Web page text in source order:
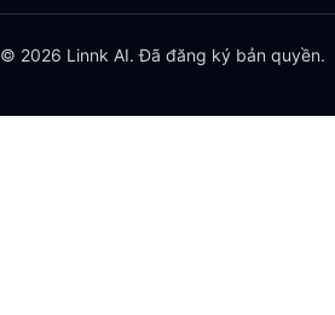
© 2026 Linnk AI. Đã đăng ký bản quyền.